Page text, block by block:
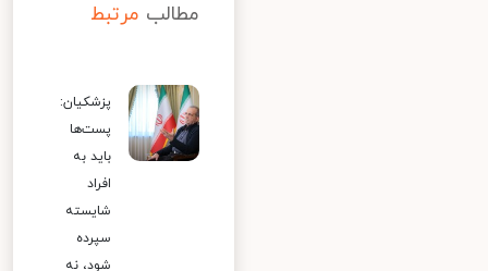
مطالب مرتبط
پزشکیان:
پست‌ها
باید به
افراد
شایسته
سپرده
شود، نه